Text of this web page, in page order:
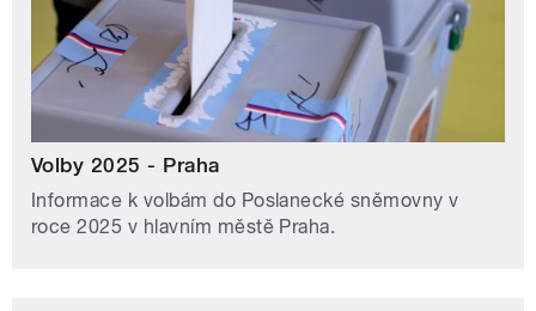
Volby 2025 - Praha
Informace k volbám do Poslanecké sněmovny v
roce 2025 v hlavním městě Praha.